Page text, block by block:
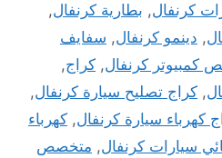
كرنفال, بطارية كرنفال,
, دينمو كرنفال, سفايف
كمبيوتر كرنفال, كراج,
, كراج تصليح سيارة كرنفال,
كهرباء سيارة كرنفال, كهرباء
سيارات كرنفال, متخصص